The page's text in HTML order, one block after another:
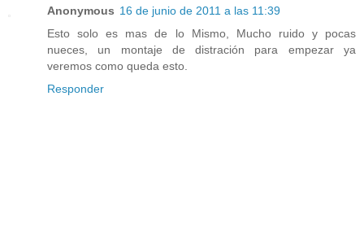
Anonymous 16 de junio de 2011 a las 11:39
Esto solo es mas de lo Mismo, Mucho ruido y pocas
nueces, un montaje de distración para empezar ya
veremos como queda esto.
Responder